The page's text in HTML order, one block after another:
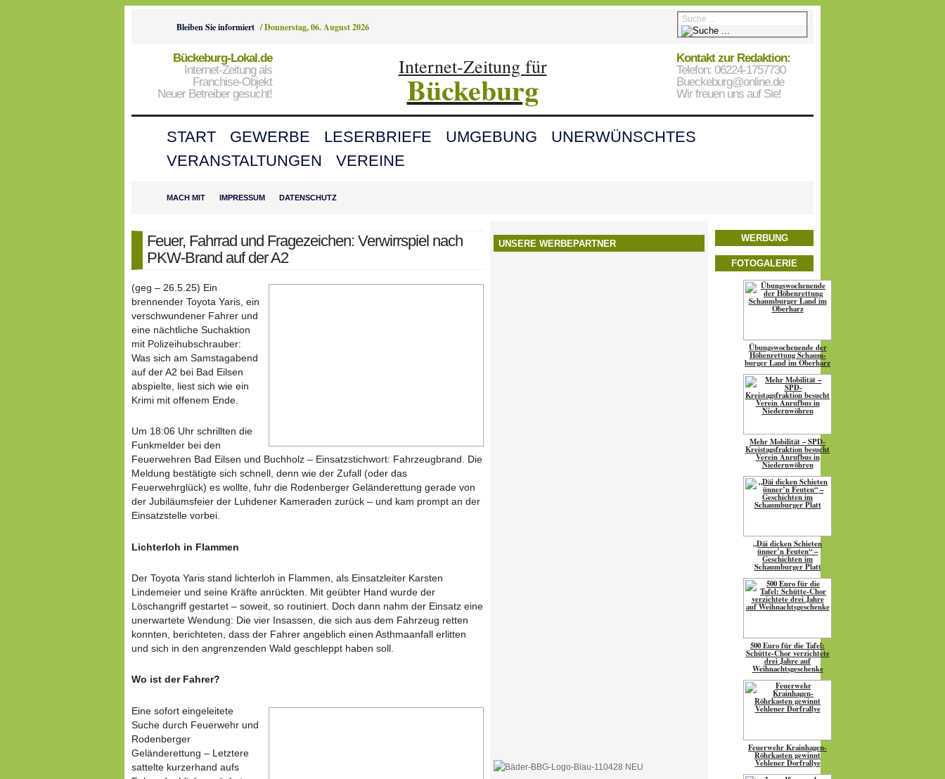
Bleiben Sie informiert /Donnerstag, 06. August 2026
Bückeburg-Lokal.de
Internet-Zeitung als
Franchise-Objekt
Neuer Betreiber gesucht!
Internet-Zeitung für
Bückeburg
Kontakt zur Redaktion:
Telefon: 06224-1757730
Bueckeburg@online.de
Wir freuen uns auf Sie!
START GEWERBE LESERBRIEFE UMGEBUNG
UNERWÜNSCHTES
VERANSTALTUNGEN
VEREINE
MACH MIT IMPRESSUM DATENSCHUTZ
Feuer, Fahrrad und Fragezeichen: Verwirrspiel nach
PKW-Brand auf der A2
(geg – 26.5.25) Ein
brennender Toyota Yaris, ein
verschwundener Fahrer und
eine nächtliche Suchaktion
mit Polizeihubschrauber:
Was sich am Samstagabend
auf der A2 bei Bad Eilsen
abspielte, liest sich wie ein
Krimi mit offenem Ende.
Um 18:06 Uhr schrillten die
Funkmelder bei den
Feuerwehren Bad Eilsen und Buchholz – Einsatzstichwort: Fahrzeugbrand. Die
Meldung bestätigte sich schnell, denn wie der Zufall (oder das
Feuerwehrglück) es wollte, fuhr die Rodenberger Geländerettung gerade von
der Jubiläumsfeier der Luhdener Kameraden zurück – und kam prompt an der
Einsatzstelle vorbei.
Lichterloh in Flammen
Der Toyota Yaris stand lichterloh in Flammen, als Einsatzleiter Karsten
Lindemeier und seine Kräfte anrückten. Mit geübter Hand wurde der
Löschangriff gestartet – soweit, so routiniert. Doch dann nahm der Einsatz eine
unerwartete Wendung: Die vier Insassen, die sich aus dem Fahrzeug retten
konnten, berichteten, dass der Fahrer angeblich einen Asthmaanfall erlitten
und sich in den angrenzenden Wald geschleppt haben soll.
Wo ist der Fahrer?
Eine sofort eingeleitete
Suche durch Feuerwehr und
Rodenberger
Geländerettung – Letztere
sattelte kurzerhand aufs
UNSERE WERBEPARTNER
WERBUNG
FOTOGALERIE
Übungs­wo­chen­ende der
Höhen­ret­tung Schaum­
burger Land im Oberharz
Mehr Mobilität – SPD-
Kreistagsfraktion besucht
Verein Anrufbus in
Niedernwöhren
„Däi dicken Schieten
ünner’n Feuten“ –
Geschichten im
Schaumburger Platt
500 Euro für die Tafel:
Schütte-Chor verzichtete
drei Jahre auf
Weihnachtsgeschenke
Feuerwehr Krainhagen-
Röhrkasten gewinnt
Vehlener Dorfrallye